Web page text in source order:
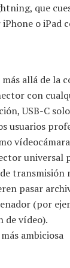
que
o iPad
allá de la
con
USB-C
usuarios
universal
transmisión
pasar
(por
de vídeo).
ambiciosa